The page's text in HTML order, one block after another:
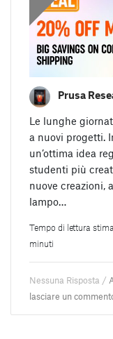
Prusa
Le lunghe
a nuovi progetti.
un’ottima idea
studenti più
nuove creazioni,
lampo…
Tempo di lettura
minuti
Nessuna Risposta /
lasciare un